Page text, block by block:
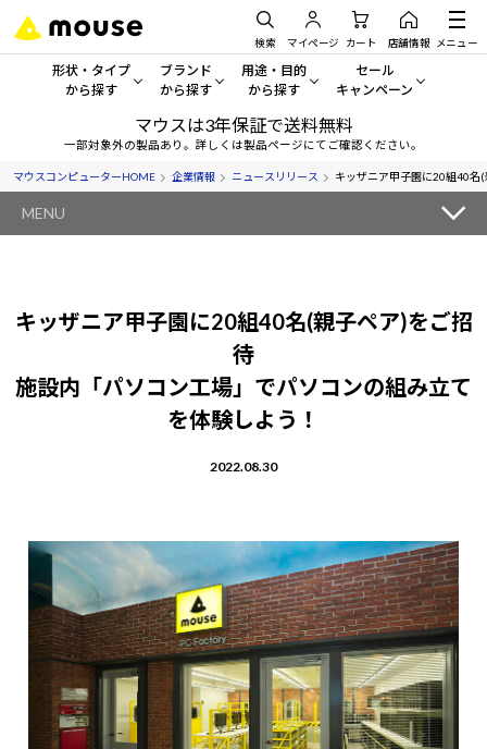
検索 マイページ カート 店舗情報 メニュー
形状・タイプ
から探す
形状・タイプから探す をすべてみる
デスクトップPC
ノートPC
ワークステーション
ブランド
から探す
mouse
G TUNE
NEXTGEAR
iiyama
用途・目的
から探す
一般向けパソコン
ゲーミングPC・ゲーム向けパソコン
クリエイティブ向け
学習向けパソコン
スペック/パーツ別
セール
キャンペーン
セール・キャンペーン
期間限定セール
おすすめ目玉パソコン
Windows 11| Copilot+ PC
マウスは3年保証で送料無料
一部対象外の製品あり。詳しくは製品ページにてご確認ください。
マウスコンピューターHOME 企業情報 ニュースリリース キッザニア甲子園に20組40名
MENU
キッザニア甲子園に20組40名(親子ペア)をご招
待
施設内「パソコン工場」でパソコンの組み立て
を体験しよう！
2022.08.30